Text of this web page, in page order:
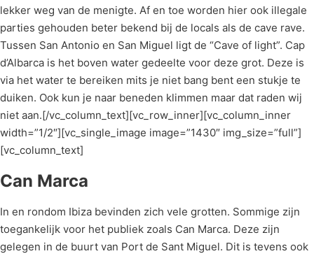
lekker weg van de menigte. Af en toe worden hier ook illegale
parties gehouden beter bekend bij de locals als de cave rave.
Tussen San Antonio en San Miguel ligt de “Cave of light”. Cap
d’Albarca is het boven water gedeelte voor deze grot. Deze is
via het water te bereiken mits je niet bang bent een stukje te
duiken. Ook kun je naar beneden klimmen maar dat raden wij
niet aan.[/vc_column_text][vc_row_inner][vc_column_inner
width=”1/2″][vc_single_image image=”1430″ img_size=”full”]
[vc_column_text]
Can Marca
In en rondom Ibiza bevinden zich vele grotten. Sommige zijn
toegankelijk voor het publiek zoals Can Marca. Deze zijn
gelegen in de buurt van Port de Sant Miguel. Dit is tevens ook